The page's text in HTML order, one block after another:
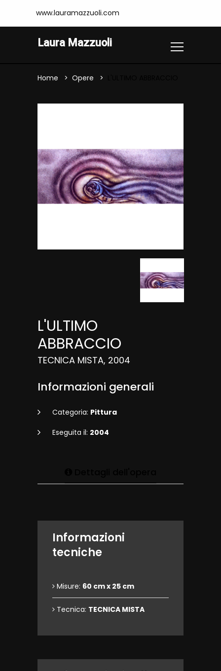
www.lauramazzuoli.com
Laura Mazzuoli
Home Opere
L'ULTIMO
ABBRACCIO
TECNICA MISTA, 2004
Informazioni generali
Categoria: Pittura
Eseguita il: 2004
Informazioni
tecniche
Misure: 60 cm x 25 cm
Tecnica: TECNICA MISTA